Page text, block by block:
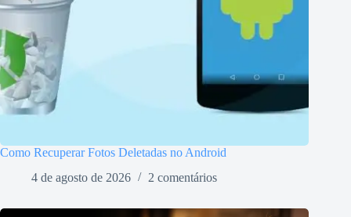
Como Recuperar Fotos Deletadas no Android
4 de agosto de 2026
2 comentários